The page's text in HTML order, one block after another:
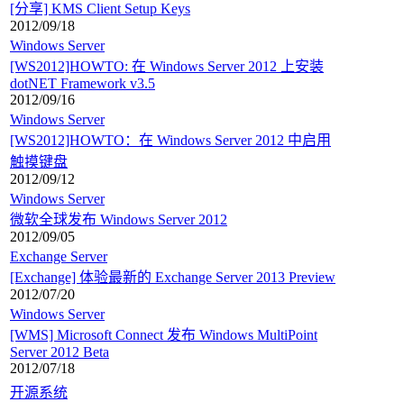
[分享] KMS Client Setup Keys
2012/09/18
Windows Server
[WS2012]HOWTO: 在 Windows Server 2012 上安装
dotNET Framework v3.5
2012/09/16
Windows Server
[WS2012]HOWTO：在 Windows Server 2012 中启用
触摸键盘
2012/09/12
Windows Server
微软全球发布 Windows Server 2012
2012/09/05
Exchange Server
[Exchange] 体验最新的 Exchange Server 2013 Preview
2012/07/20
Windows Server
[WMS] Microsoft Connect 发布 Windows MultiPoint
Server 2012 Beta
2012/07/18
开源系统